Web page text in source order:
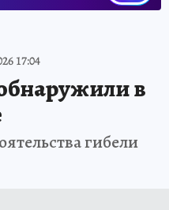
17:04
в
гибели